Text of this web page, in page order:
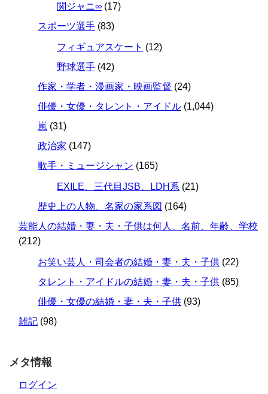
関ジャニ∞ (17)
スポーツ選手 (83)
フィギュアスケート (12)
野球選手 (42)
作家・学者・漫画家・映画監督 (24)
俳優・女優・タレント・アイドル (1,044)
嵐 (31)
政治家 (147)
歌手・ミュージシャン (165)
EXILE、三代目JSB、LDH系 (21)
歴史上の人物、名家の家系図 (164)
芸能人の結婚・妻・夫・子供は何人、名前、年齢、学校
(212)
お笑い芸人・司会者の結婚・妻・夫・子供 (22)
タレント・アイドルの結婚・妻・夫・子供 (85)
俳優・女優の結婚・妻・夫・子供 (93)
雑記 (98)
メタ情報
ログイン